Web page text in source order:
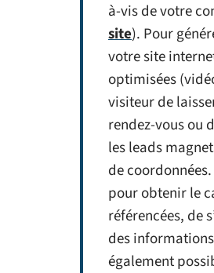
à-vis de votre
site). Pour
votre site
optimisées
visiteur de
rendez-vous ou
les leads
de
pour obtenir le
référencées, de
des
également